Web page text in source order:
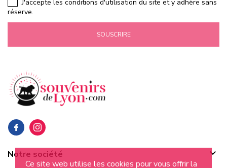
Ce site web utilise les cookies pour vous offrir la
SOUSCRIRE
J'accepte les conditions d'utilisation du site et y adhère sans
réserve.
Notre société
